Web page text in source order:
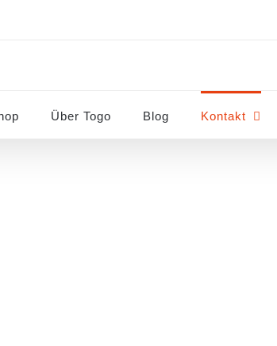
Über Togo Blog Kontakt